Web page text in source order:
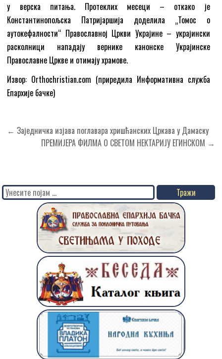
у верска питања. Протеклих месеци – откако је
Константинопољска Патријаршија доделила „Томос о
аутокефалности“ Православној Цркви Украјине – украјински
расколници нападају вернике канонске Украјинске
Православне Цркве и отимају храмове.
Извор: Orthochristian.com (приредила Информативна служба
Епархије бачке)
Кретање
чланка
← Заједничка изјава поглавара хришћанских Цркава у Дамаску
ПРЕМИЈЕРА ФИЛМА О СВЕТОМ НЕКТАРИЈУ ЕГИНСКОМ →
Search
for: